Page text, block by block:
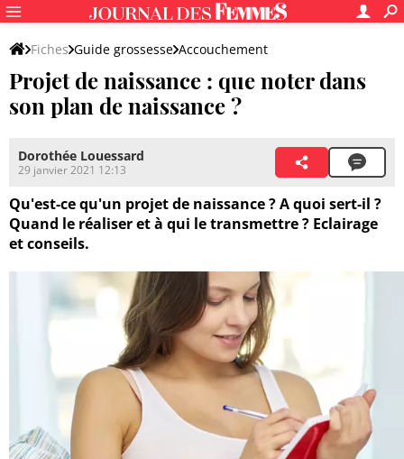
Fiches Guide grossesse Accouchement
Avant l'accouchement
Projet de naissance : que noter dans
son plan de naissance ?
Dorothée Louessard
29 janvier 2021 12:13
Qu'est-ce qu'un projet de naissance ? A quoi sert-il ?
Quand le réaliser et à qui le transmettre ? Eclairage
et conseils.